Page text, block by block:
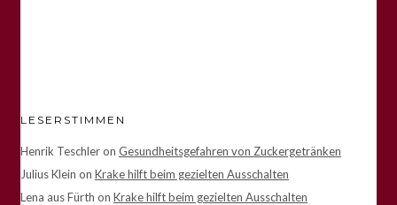
LESERSTIMMEN
Henrik Teschleron Gesundheitsgefahren von Zuckergetränken
Julius Klein on Krake hilft beim gezielten Ausschalten
Lena aus Fürth on Krake hilft beim gezielten Ausschalten